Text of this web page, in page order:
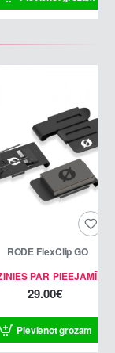
PAR PIEEJAMĪBU
RODE FlexClip GO
29.00€
Pievienot grozam